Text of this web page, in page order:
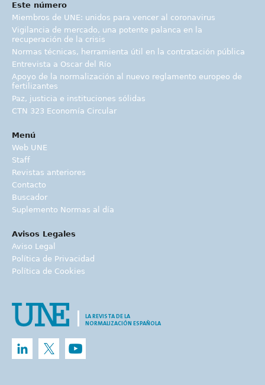
Este número
Miembros de UNE: unidos para vencer al coronavirus
Vigilancia de mercado, una potente palanca en la
recuperación de la crisis
Normas técnicas, herramienta útil en la contratación pública
Entrevista a Oscar del Río
Apoyo de la normalización al nuevo reglamento europeo de
fertilizantes
Paz, justicia e instituciones sólidas
CTN 323 Economía Circular
Menú
Web UNE
Staff
Revistas anteriores
Contacto
Buscador
Suplemento Normas al día
Avisos Legales
Aviso Legal
Política de Privacidad
Política de Cookies
LA REVISTA DE LA
NORMALIZACIÓN ESPAÑOLA